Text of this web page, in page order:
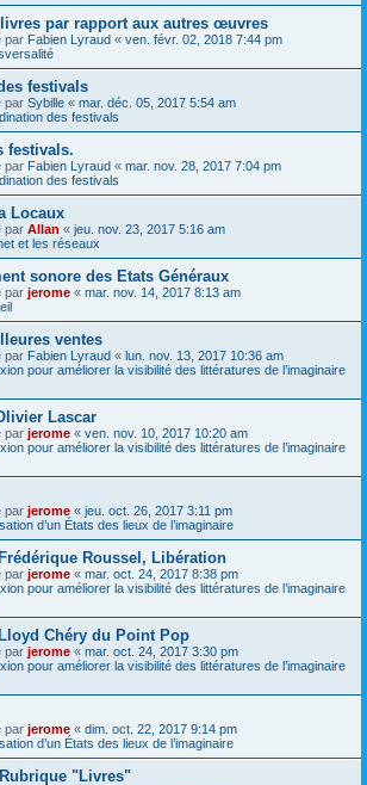
par rapport aux autres œuvres
par Fabien Lyraud « ven. févr. 02, 2018 7:44 pm
festivals
par Sybille « mar. déc. 05, 2017 5:54 am
des festivals
festivals.
par Fabien Lyraud « mar. nov. 28, 2017 7:04 pm
des festivals
Locaux
par Allan « jeu. nov. 23, 2017 5:16 am
et les réseaux
sonore des Etats Généraux
par jerome « mar. nov. 14, 2017 8:13 am
ventes
par Fabien Lyraud « lun. nov. 13, 2017 10:36 am
pour améliorer la visibilité des littératures de l’imaginaire
Lascar
par jerome « ven. nov. 10, 2017 10:20 am
pour améliorer la visibilité des littératures de l’imaginaire
par jerome « jeu. oct. 26, 2017 3:11 pm
d’un États des lieux de l’imaginaire
Roussel, Libération
par jerome « mar. oct. 24, 2017 8:38 pm
pour améliorer la visibilité des littératures de l’imaginaire
Chéry du Point Pop
par jerome « mar. oct. 24, 2017 3:30 pm
pour améliorer la visibilité des littératures de l’imaginaire
par jerome « dim. oct. 22, 2017 9:14 pm
d’un États des lieux de l’imaginaire
"Livres"